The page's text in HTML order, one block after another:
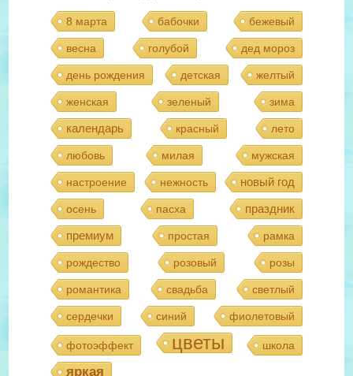
8 марта бабочки бежевый
весна голубой дед мороз
день рождения детская желтый
женская зеленый зима
календарь красный лето
любовь милая мужская
настроение нежность новый год
осень пасха
праздник
премиум
простая рамка
рождество розовый розы
романтика свадьба светлый
сердечки синий фиолетовый
фотоэффект цветы школа
яркая